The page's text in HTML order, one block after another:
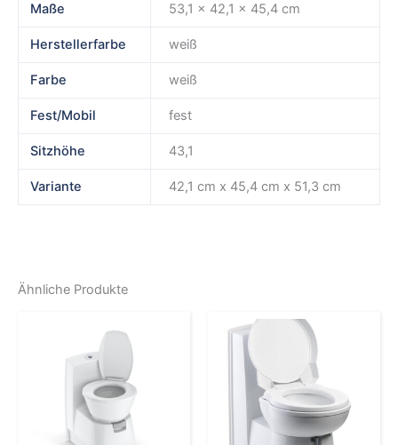
Maße 53,1 × 42,1 × 45,4 cm
Herstellerfarbe weiß
Farbe weiß
Fest/Mobil fest
Sitzhöhe 43,1
Variante 42,1 cm x 45,4 cm x 51,3 cm
Ähnliche Produkte